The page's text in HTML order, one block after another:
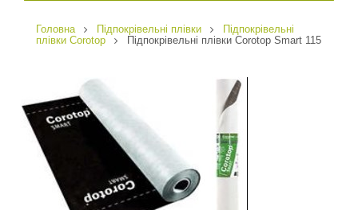
Головна Підпокрівельні плівки
Підпокрівельні
плівки Corotop
Підпокрівельні плівки Corotop Smart 115